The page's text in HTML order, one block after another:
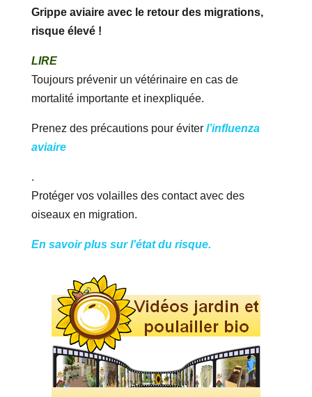
Grippe aviaire avec le retour des migrations,
risque élevé !
LIRE
Toujours prévenir un vétérinaire en cas de
mortalité importante et inexpliquée.
Prenez des précautions pour éviter l’influenza
aviaire
.
Protéger vos volailles des contact avec des
oiseaux en migration.
En savoir plus sur l'état du risque.